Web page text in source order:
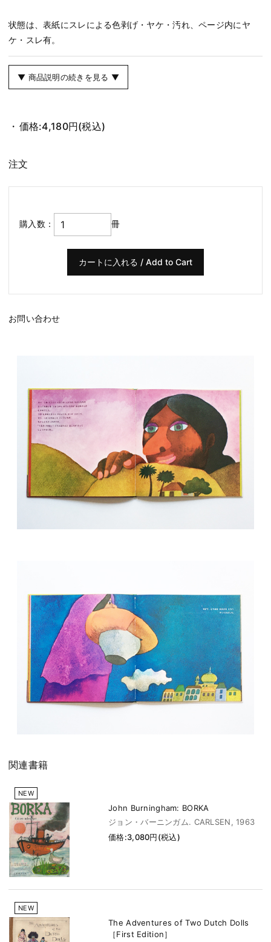
状態は、表紙にスレによる色剥げ・ヤケ・汚れ、ページ内にヤ
ケ・スレ有。
▼ 商品説明の続きを見る ▼
価格:4,180円(税込)
注文
購入数： 冊
お問い合わせ
関連書籍
NEW
John Burningham: BORKA
ジョン・バーニンガム. CARLSEN, 1963
価格:3,080円(税込)
NEW
The Adventures of Two Dutch Dolls
［First Edition］